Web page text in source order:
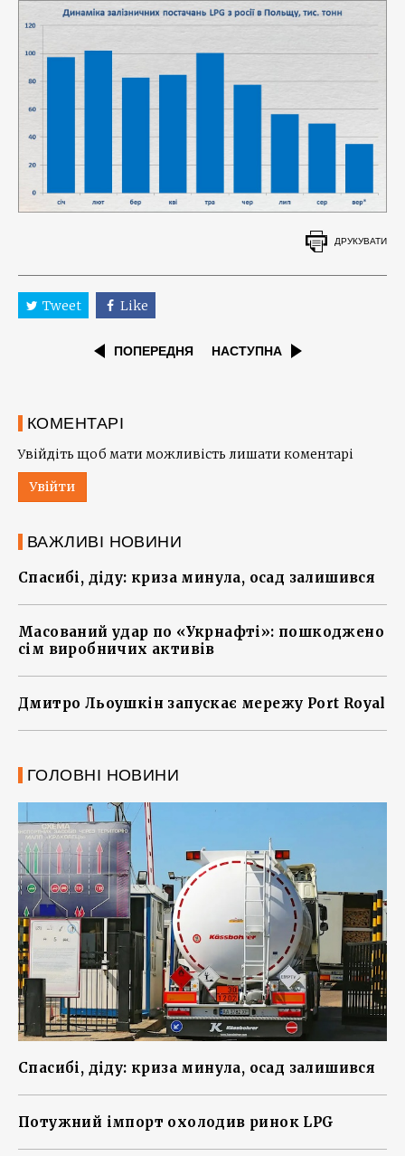
ДРУКУВАТИ
Tweet Like
ПОПЕРЕДНЯ НАСТУПНА
КОМЕНТАРІ
Увійдіть щоб мати можливість лишати коментарі
Увійти
ВАЖЛИВІ НОВИНИ
Спасибі, діду: криза минула, осад залишився
Масований удар по «Укрнафті»: пошкоджено
сім виробничих активів
Дмитро Льоушкін запускає мережу Port Royal
ГОЛОВНІ НОВИНИ
Спасибі, діду: криза минула, осад залишився
Потужний імпорт охолодив ринок LPG